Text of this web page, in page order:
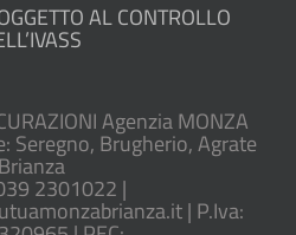
AL CONTROLLO
Agenzia MONZA
Seregno, Brugherio, Agrate
Brianza
2301022 |
| P.Iva: